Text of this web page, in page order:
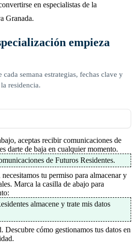
en especialistas de la
Granada.
empieza
semana estrategias, fechas clave y
residencia.
aceptas recibir comunicaciones de
darte de baja en cualquier momento.
de Futuros Residentes.
tu permiso para almacenar y
Marca la casilla de abajo para
almacene y trate mis datos
cómo gestionamos tus datos en